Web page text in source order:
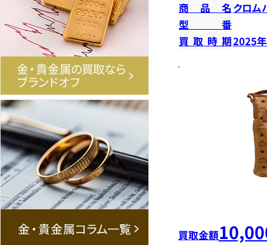
商品名 クロム
型番
買取時期2025
買取金額